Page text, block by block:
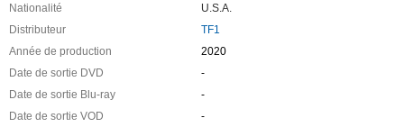
Nationalité
U.S.A.
Distributeur
TF1
Année de production
2020
Date de sortie DVD
-
Date de sortie Blu-ray
-
Date de sortie VOD
-